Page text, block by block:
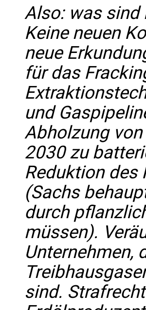
Also: was sind
Keine neuen
neue
für das
und
Abholzung
2030 zu
Reduktion des
(Sachs
durch
müssen).
Unternehmen,
sind.